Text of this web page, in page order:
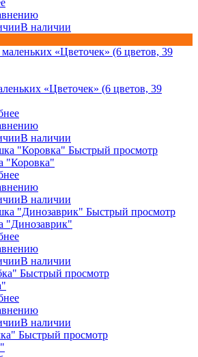
В наличии
«Цветочек» (6 цветов, 39
В наличии
Быстрый просмотр
"Коровка"
В наличии
Быстрый просмотр
"Динозаврик"
В наличии
Быстрый просмотр
В наличии
Быстрый просмотр